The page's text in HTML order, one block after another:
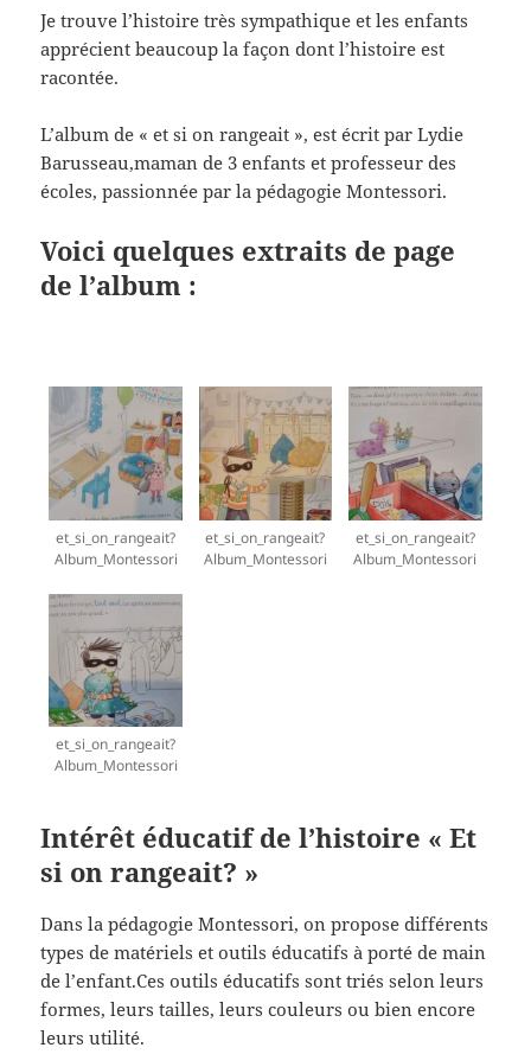
Je trouve l’histoire très sympathique et les enfants
apprécient beaucoup la façon dont l’histoire est
racontée.
L’album de « et si on rangeait », est écrit par Lydie
Barusseau,maman de 3 enfants et professeur des
écoles, passionnée par la pédagogie Montessori.
Voici quelques extraits de page
de l’album :
et_si_on_rangeait?
Album_Montessori
et_si_on_rangeait?
Album_Montessori
et_si_on_rangeait?
Album_Montessori
et_si_on_rangeait?
Album_Montessori
Intérêt éducatif de l’histoire « Et
si on rangeait? »
Dans la pédagogie Montessori, on propose différents
types de matériels et outils éducatifs à porté de main
de l’enfant.Ces outils éducatifs sont triés selon leurs
formes, leurs tailles, leurs couleurs ou bien encore
leurs utilité.